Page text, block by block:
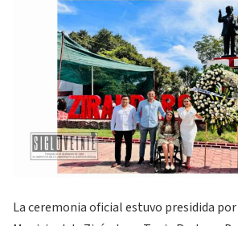
La ceremonia oficial estuvo presidida